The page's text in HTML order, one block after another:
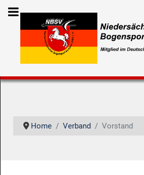
Home Verband Vorstand